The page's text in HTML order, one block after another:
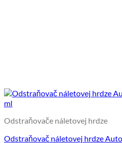
Odstraňovače náletovej hrdze
Odstraňovač náletovej hrdze